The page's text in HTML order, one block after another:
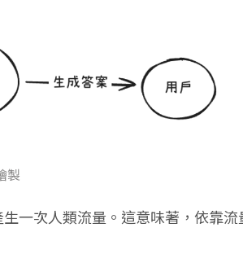
製
一次人類流量。這意味著，依靠流